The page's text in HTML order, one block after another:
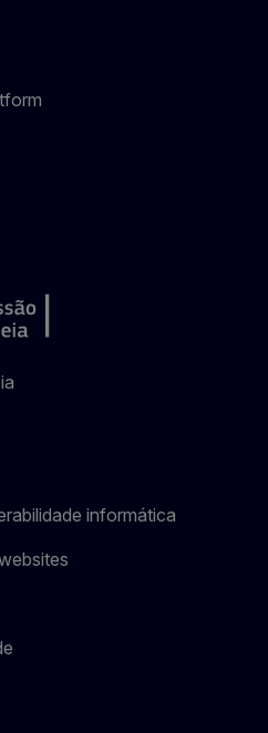
informática